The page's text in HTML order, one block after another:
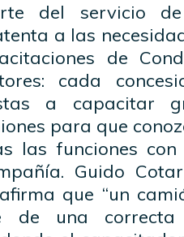
del servicio
a las
de
cada
a capacitar
para que
las funciones
Guido
que “un
de una